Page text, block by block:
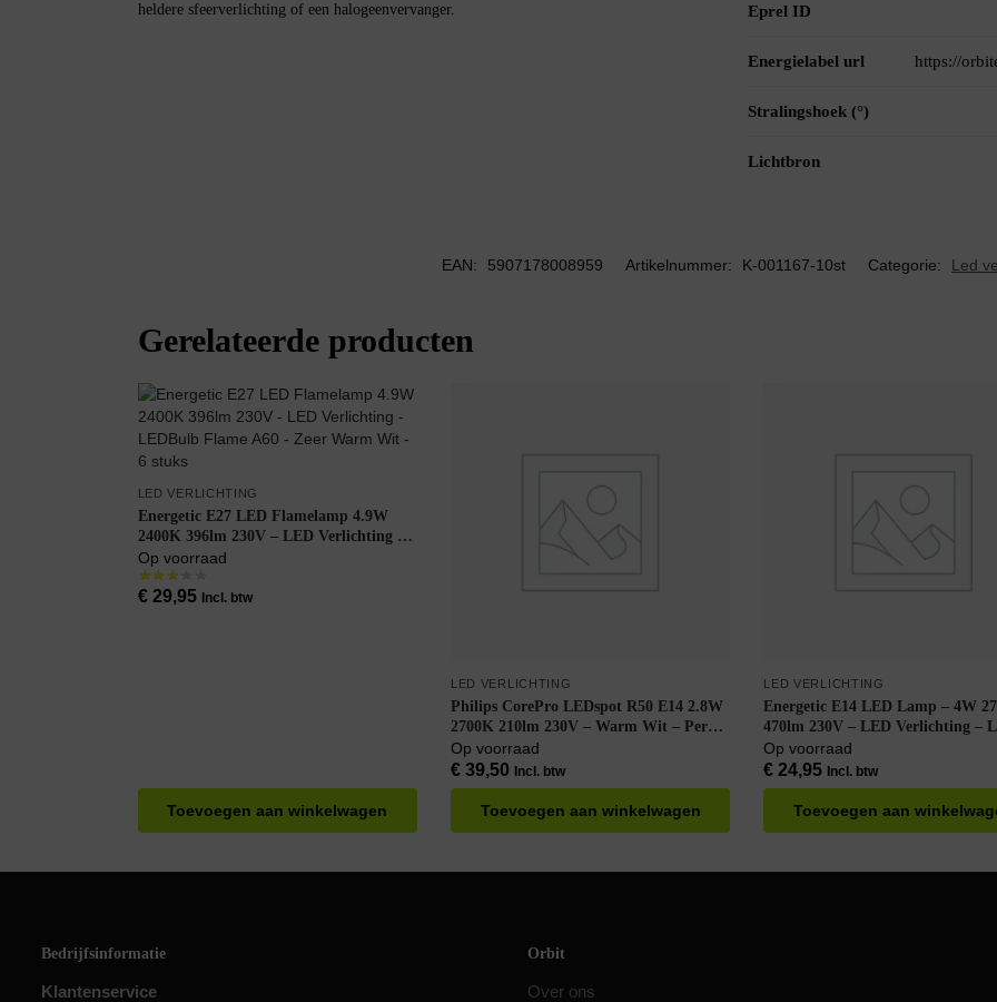
heldere sfeerverlichting of een halogeenvervanger.
Eprel ID
Energielabel url https://
Stralingshoek (°)
Lichtbron
EAN: 5907178008959 Artikelnummer: K-001167-10st Categorie: Led
Gerelateerde producten
LED VERLICHTING
Energetic E27 LED Flamelamp 4.9W
2400K 396lm 230V – LED Verlichting –
LEDBulb Flame A60 – Zeer Warm Wit –
6 stuks
Op voorraad
€29,95 Incl. btw
Toevoegen aan winkelwagen
LED VERLICHTING
Philips CorePro LEDspot R50 E14 2.8W
2700K 210lm 230V – Warm Wit – Per
doos á 6 stuks
Op voorraad
€39,50 Incl. btw
Toevoegen aan winkelwagen
LED VERLICHTING
Energetic E14 LED Lamp – 4W
470lm 230V – LED Verlichting –
Buislamp T25 – Warm Wit – Per
6 stuks
Op voorraad
€ 24,95 Incl. btw
Toevoegen aan
Bedrijfsinformatie
Klantenservice
Orbit
Over ons